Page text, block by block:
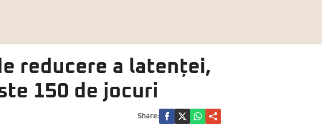
reducere a latenței,
150 de jocuri
Share: